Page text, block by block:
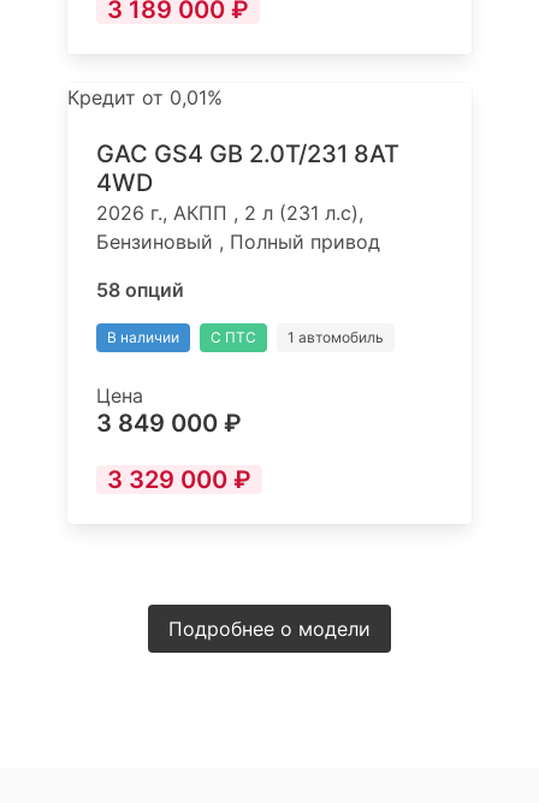
3 189 000 ₽
Кредит от 0,01%
GAC GS4 GB 2.0T/231 8AT
4WD
2026 г., АКПП , 2 л (231 л.с),
Бензиновый , Полный привод
58 опций
В наличии С ПТС 1 автомобиль
Цена
3 849 000 ₽
3 329 000 ₽
Подробнее о модели